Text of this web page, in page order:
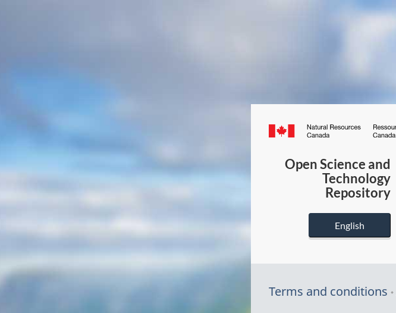
Canada.ca
Open Science and
Technology
Repository
English
Terms and conditions